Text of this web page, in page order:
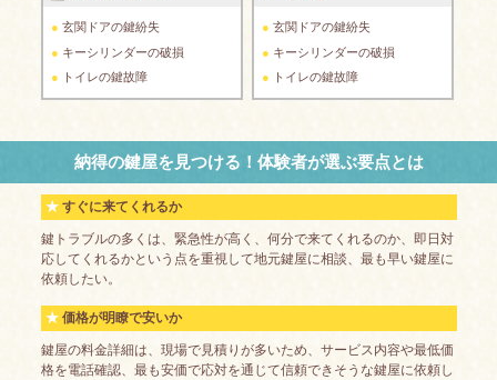
玄関ドアの鍵紛失
キーシリンダーの破損
トイレの鍵故障
玄関ドアの鍵紛失
キーシリンダーの破損
トイレの鍵故障
納得の鍵屋を見つける！体験者が選ぶ要点とは
すぐに来てくれるか
鍵トラブルの多くは、緊急性が高く、何分で来てくれるのか、即日対
応してくれるかという点を重視して地元鍵屋に相談、最も早い鍵屋に
依頼したい。
価格が明瞭で安いか
鍵屋の料金詳細は、現場で見積りが多いため、サービス内容や最低価
格を電話確認、最も安価で応対を通じて信頼できそうな鍵屋に依頼し